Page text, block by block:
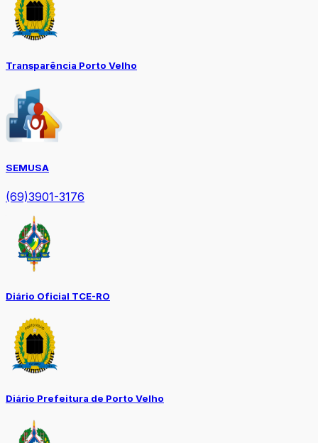
Transparência Porto Velho
SEMUSA
(69)3901-3176
Diário Oficial TCE-RO
Diário Prefeitura de Porto Velho